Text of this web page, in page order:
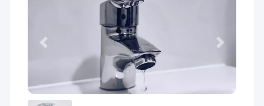
Previous Next